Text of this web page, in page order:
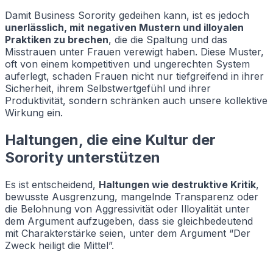
Damit Business Sorority gedeihen kann, ist es jedoch
unerlässlich, mit negativen Mustern und illoyalen
Praktiken zu brechen, die die Spaltung und das
Misstrauen unter Frauen verewigt haben. Diese Muster,
oft von einem kompetitiven und ungerechten System
auferlegt, schaden Frauen nicht nur tiefgreifend in ihrer
Sicherheit, ihrem Selbstwertgefühl und ihrer
Produktivität, sondern schränken auch unsere kollektive
Wirkung ein.
Haltungen, die eine Kultur der
Sorority unterstützen
Es ist entscheidend, Haltungen wie destruktive Kritik,
bewusste Ausgrenzung, mangelnde Transparenz oder
die Belohnung von Aggressivität oder Illoyalität unter
dem Argument aufzugeben, dass sie gleichbedeutend
mit Charakterstärke seien, unter dem Argument “Der
Zweck heiligt die Mittel”.